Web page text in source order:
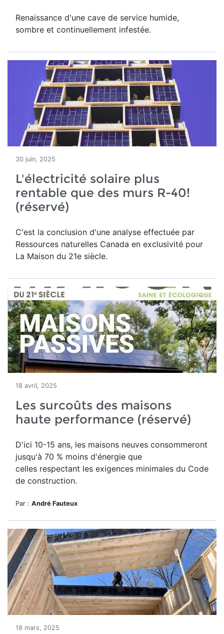
Renaissance d'une cave de service humide,
sombre et continuellement infestée.
30 juin, 2025
L'électricité solaire plus
rentable que des murs R-40!
(réservé)
C'est la conclusion d'une analyse effectuée par
Ressources naturelles Canada en exclusivité pour
La Maison du 21e siècle.
18 avril, 2025
Les surcoûts des maisons
haute performance (réservé)
D'ici 10-15 ans, les maisons neuves consommeront
jusqu'à 70 % moins d'énergie que
celles respectant les exigences minimales du Code
de construction.
Par : André Fauteux
18 mars, 2025